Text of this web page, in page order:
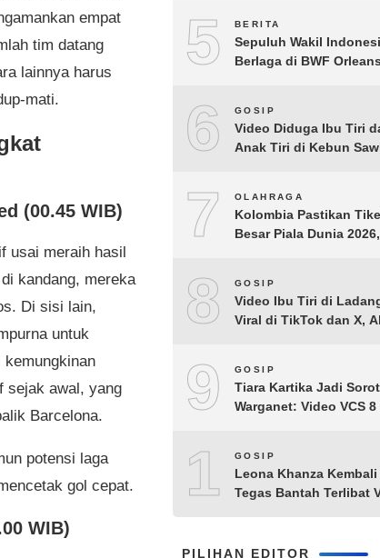
empat
tim datang
lainnya harus
mati.
(00.45 WIB)
usai meraih hasil
kandang, mereka
Di sisi lain,
untuk
kemungkinan
sejak awal, yang
Barcelona.
potensi laga
gol cepat.
WIB)
5 BERITA
Sepuluh Wakil
Berlaga di BWF Orleans
6 GOSIP
Video Diduga Ibu Tiri
Anak Tiri di Kebun
7 OLAHRAGA
Kolombia Pastikan
Besar Piala Dunia
8 GOSIP
Video Ibu Tiri di
Viral di TikTok dan X,
9 GOSIP
Tiara Kartika Jadi
Warganet: Video VCS 8
10
GOSIP
Leona Khanza Kembali
Tegas Bantah Terlibat
PILIHAN EDITOR